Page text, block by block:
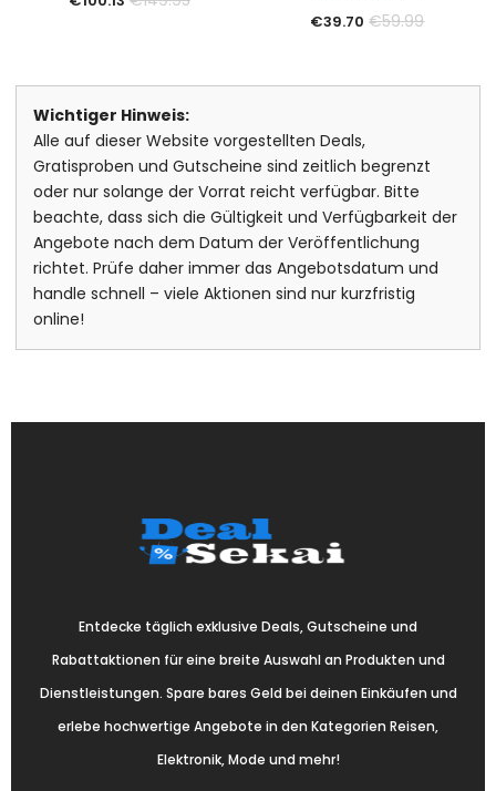
€39.70 €59.99
Wichtiger Hinweis:
Alle auf dieser Website vorgestellten Deals,
Gratisproben und Gutscheine sind zeitlich begrenzt
oder nur solange der Vorrat reicht verfügbar. Bitte
beachte, dass sich die Gültigkeit und Verfügbarkeit der
Angebote nach dem Datum der Veröffentlichung
richtet. Prüfe daher immer das Angebotsdatum und
handle schnell – viele Aktionen sind nur kurzfristig
online!
Entdecke täglich exklusive Deals, Gutscheine und
Rabattaktionen für eine breite Auswahl an Produkten und
Dienstleistungen. Spare bares Geld bei deinen Einkäufen und
erlebe hochwertige Angebote in den Kategorien Reisen,
Elektronik, Mode und mehr!